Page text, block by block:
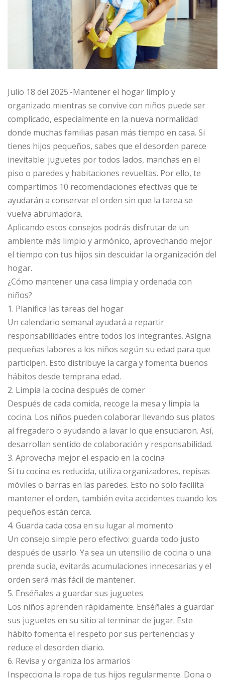
Julio 18 del 2025.-Mantener el hogar limpio y
organizado mientras se convive con niños puede ser
complicado, especialmente en la nueva normalidad
donde muchas familias pasan más tiempo en casa. Si
tienes hijos pequeños, sabes que el desorden parece
inevitable: juguetes por todos lados, manchas en el
piso o paredes y habitaciones revueltas. Por ello, te
compartimos 10 recomendaciones efectivas que te
ayudarán a conservar el orden sin que la tarea se
vuelva abrumadora.
Aplicando estos consejos podrás disfrutar de un
ambiente más limpio y armónico, aprovechando mejor
el tiempo con tus hijos sin descuidar la organización del
hogar.
¿Cómo mantener una casa limpia y ordenada con
niños?
1. Planifica las tareas del hogar
Un calendario semanal ayudará a repartir
responsabilidades entre todos los integrantes. Asigna
pequeñas labores a los niños según su edad para que
participen. Esto distribuye la carga y fomenta buenos
hábitos desde temprana edad.
2. Limpia la cocina después de comer
Después de cada comida, recoge la mesa y limpia la
cocina. Los niños pueden colaborar llevando sus platos
al fregadero o ayudando a lavar lo que ensuciaron. Así,
desarrollan sentido de colaboración y responsabilidad.
3. Aprovecha mejor el espacio en la cocina
Si tu cocina es reducida, utiliza organizadores, repisas
móviles o barras en las paredes. Esto no solo facilita
mantener el orden, también evita accidentes cuando los
pequeños están cerca.
4. Guarda cada cosa en su lugar al momento
Un consejo simple pero efectivo: guarda todo justo
después de usarlo. Ya sea un utensilio de cocina o una
prenda sucia, evitarás acumulaciones innecesarias y el
orden será más fácil de mantener.
5. Enséñales a guardar sus juguetes
Los niños aprenden rápidamente. Enséñales a guardar
sus juguetes en su sitio al terminar de jugar. Este
hábito fomenta el respeto por sus pertenencias y
reduce el desorden diario.
6. Revisa y organiza los armarios
Inspecciona la ropa de tus hijos regularmente. Dona o